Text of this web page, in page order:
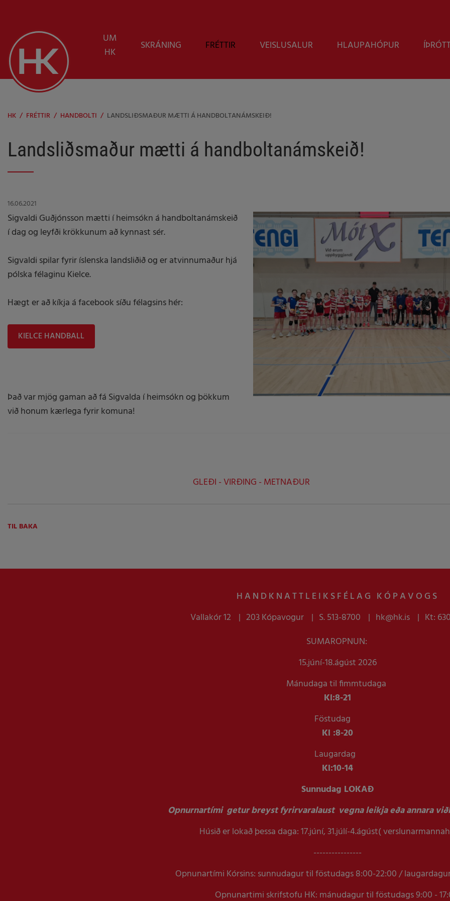
UM
HK
SKRÁNING FRÉTTIR VEISLUSALUR HLAUPAHÓPUR
HK / FRÉTTIR / HANDBOLTI / LANDSLIÐSMAÐUR MÆTTI Á HANDBOLTANÁMSKEIÐ!
Landsliðsmaður mætti á handboltanámskeið!
16.06.2021
Sigvaldi Guðjónsson mætti í heimsókn á handboltanámskeið
í dag og leyfði krökkunum að kynnast sér.
Sigvaldi spilar fyrir íslenska landsliðið og er atvinnumaður hjá
pólska félaginu Kielce.
Hægt er að kíkja á facebook síðu félagsins hér:
KIELCE HANDBALL
Það var mjög gaman að fá Sigvalda í heimsókn og þökkum
við honum kærlega fyrir komuna!
GLEÐI - VIRÐING - METNAÐUR
TIL BAKA
HANDKNATTLEIKSFÉLAG KÓPAVOGS
Vallakór 12
203 Kópavogur S. 513-8700 hk@hk.is
Kt:
SUMAROPNUN:
15.júní-18.ágúst 2026
Mánudaga til fimmtudaga
Kl:8-21
Föstudag
Kl :8-20
Laugardag
Kl:10-14
Sunnudag LOKAÐ
Opnurnartími getur breyst fyrirvaralaust vegna leikja eða annara
Húsið er lokað þessa daga: 17.júní, 31.júlí-4.ágúst(
----------------
Opnunartími Kórsins: sunnudagur til föstudags 8:00-22:00 /
Opnunartimi skrifstofu HK: mánudagur til föstudags 9:00 -